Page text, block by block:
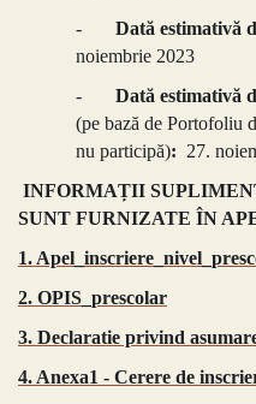
-
Dată estimativă
noiembrie 2023
-
Dată estimativă
(pe bază de Portofoliu
nu participă): 27.
INFORMAȚII
SUNT FURNIZATE ÎN
1.
2. OPIS_prescolar
3. Declaratie privind
4. Anexa1 - Cerere de